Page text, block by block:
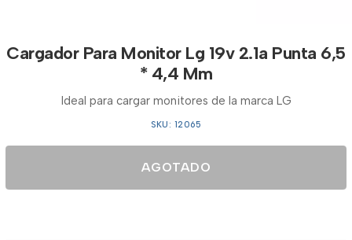
Cargador Para Monitor Lg 19v 2.1a Punta 6,5
* 4,4 Mm
Ideal para cargar monitores de la marca LG
SKU: 12065
AGOTADO